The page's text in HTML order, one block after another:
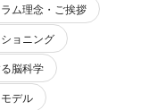
ラム理念・ご挨拶
ョニング
脳科学
デル